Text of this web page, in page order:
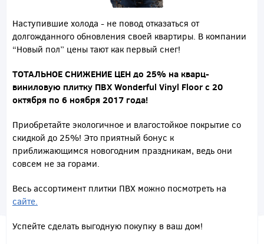
Наступившие холода - не повод отказаться от
долгожданного обновления своей квартиры. В компании
“Новый пол” цены тают как первый снег!
ТОТАЛЬНОЕ СНИЖЕНИЕ ЦЕН до 25% на кварц-
виниловую плитку ПВХ Wonderful Vinyl Floor с 20
октября по 6 ноября 2017 года!
Приобретайте экологичное и влагостойкое покрытие со
скидкой до 25%! Это приятный бонус к
приближающимся новогодним праздникам, ведь они
совсем не за горами.
Весь ассортимент плитки ПВХ можно посмотреть на
сайте.
Успейте сделать выгодную покупку в ваш дом!